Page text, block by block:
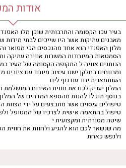
אודות
בעיר עכו הקסומה והתרבותית שוכן מלו
מאבנים עתיקות אשר היו שייכים לבתי
מלון האפנדי הוא אחד מהנכסים הכי מפואר
הסמטאות המיוחדות המשרות אווירה עתיקה
ומרווחים בחלקן ישנו עיצוב מיוחד עם
העותמאנית יחד עם נוף לים
המלון יעניק לכם את חווית האירוח
בנוסף תוכלו להנות מהספא המדהים של
טיפולים עיסוים אשר מתבצעים על ידי הצוות
טיפול בהתאמה אישית לצרכיו של המטופל
שיטה מסורתית ומקצועית י
מה שנשאר לכם הוא להגיע ולחוות את
ולנפש כאחת